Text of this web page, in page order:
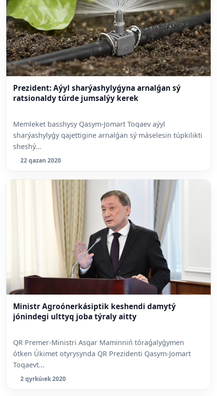
Prezident: Aýyl sharýashylyǵyna arnalǵan sý
ratsionaldy túrde jumsalýy kerek
Memleket basshysy Qasym-Jomart Toqaev aýyl
sharýashylyǵy qajettigine arnalǵan sý máselesin túpkilikti
sheshý...
22 qazan 2020
Ministr Agroónerkásiptik keshendi damytý
jónindegi ulttyq joba týraly aitty
QR Premer-Ministri Asqar Maminniń tóraǵalyǵymen
ótken Úkimet otyrysynda QR Prezidenti Qasym-Jomart
Toqaevt...
2 qyrkúıek 2020